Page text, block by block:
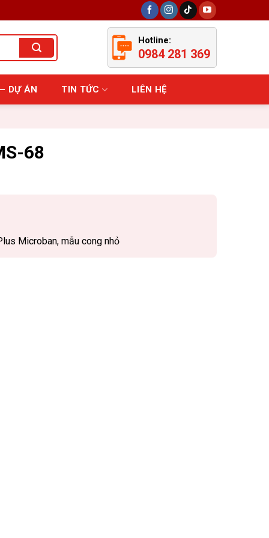
Hotline:
0984 281 369
DỰ ÁN TIN TỨC LIÊN HỆ
68
Microban, mẫu cong nhỏ